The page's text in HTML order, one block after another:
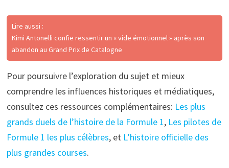
Lire aussi :
Kimi Antonelli confie ressentir un « vide émotionnel » après son
abandon au Grand Prix de Catalogne
Pour poursuivre l’exploration du sujet et mieux
comprendre les influences historiques et médiatiques,
consultez ces ressources complémentaires: Les plus
grands duels de l’histoire de la Formule 1, Les pilotes de
Formule 1 les plus célèbres, et L’histoire officielle des
plus grandes courses.